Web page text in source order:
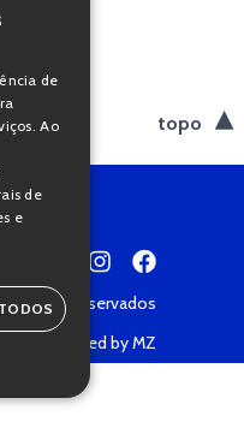
topo
direitos reservados
Powered by MZ
de
Ao
de
e